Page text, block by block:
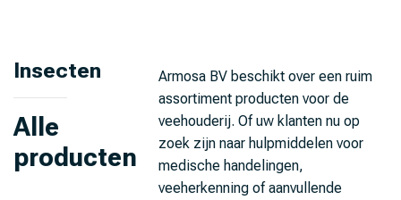
Insecten
Alle
producten
Armosa BV beschikt over een ruim
assortiment producten voor de
veehouderij. Of uw klanten nu op
zoek zijn naar hulpmiddelen voor
medische handelingen,
veeherkenning of aanvullende